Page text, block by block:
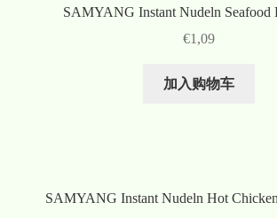
SAMYANG Instant Nudeln Seafood
€1,09
加入购物车
SAMYANG Instant Nudeln Hot